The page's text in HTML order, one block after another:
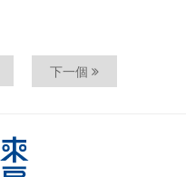
下一個